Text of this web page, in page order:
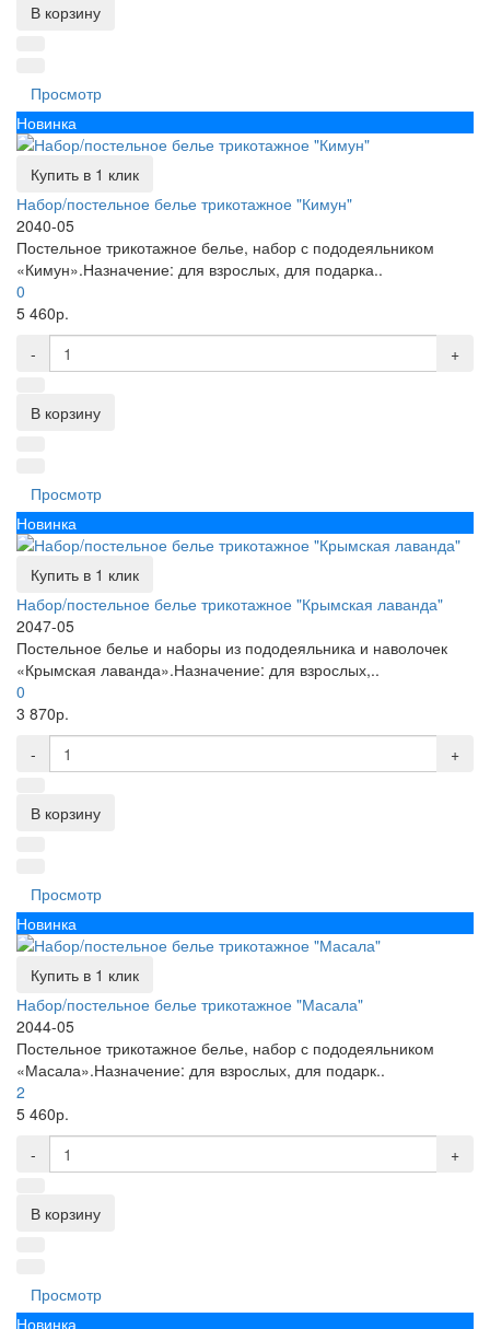
В корзину
Просмотр
Новинка
Купить в 1 клик
Набор/постельное белье трикотажное "Кимун"
2040-05
Постельное трикотажное белье, набор с пододеяльником
«Кимун».Назначение: для взрослых, для подарка..
0
5 460р.
-
+
В корзину
Просмотр
Новинка
Купить в 1 клик
Набор/постельное белье трикотажное "Крымская лаванда"
2047-05
Постельное белье и наборы из пододеяльника и наволочек
«Крымская лаванда».Назначение: для взрослых,..
0
3 870р.
-
+
В корзину
Просмотр
Новинка
Купить в 1 клик
Набор/постельное белье трикотажное "Масала"
2044-05
Постельное трикотажное белье, набор с пододеяльником
«Масала».Назначение: для взрослых, для подарк..
2
5 460р.
-
+
В корзину
Просмотр
Новинка